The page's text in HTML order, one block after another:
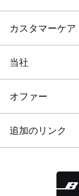
カスタマーケア
当社
オファー
追加のリンク